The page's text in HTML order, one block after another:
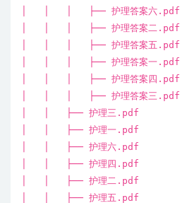
│ │ │ ├── 护理答案六.pdf
│ │ │ ├── 护理答案二.pdf
│ │ │ ├── 护理答案五.pdf
│ │ │ ├── 护理答案一.pdf
│ │ │ ├── 护理答案四.pdf
│ │ │ ├── 护理答案三.pdf
│ │ ├── 护理三.pdf
│ │ ├── 护理一.pdf
│ │ ├── 护理六.pdf
│ │ ├── 护理四.pdf
│ │ ├── 护理二.pdf
│ │ ├── 护理五.pdf